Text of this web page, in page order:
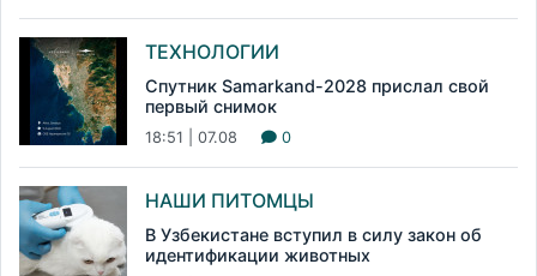
ТЕХНОЛОГИИ
Спутник Samarkand-2028 прислал свой
первый снимок
18:51 | 07.08 0
НАШИ ПИТОМЦЫ
В Узбекистане вступил в силу закон об
идентификации животных